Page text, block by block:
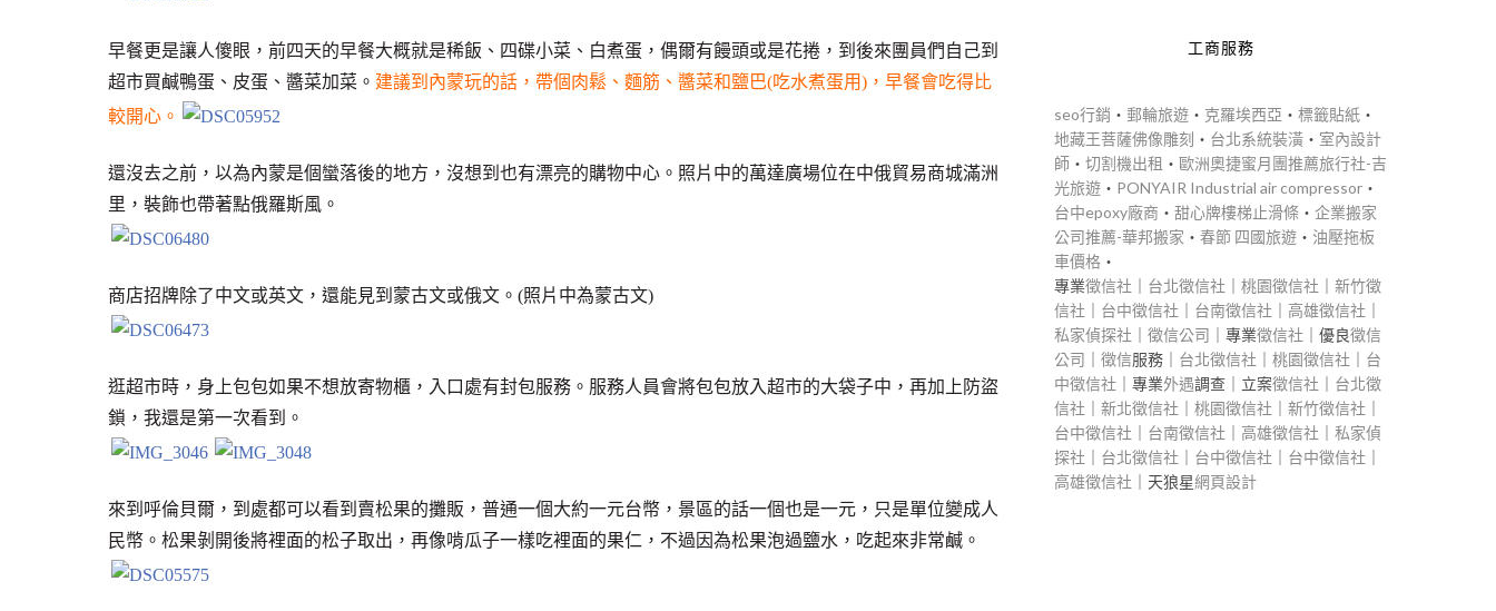
早餐更是讓人傻眼，前四天的早餐大概就是稀飯、四碟小菜、白煮蛋，偶爾有饅頭或是花捲，到後來團員們自己到
超市買鹹鴨蛋、皮蛋、醬菜加菜。 建議到內蒙玩的話，帶個肉鬆、麵筋、醬菜和鹽巴(吃水煮蛋用)，早餐會吃得比
較開心。
還沒去之前，以為內蒙是個蠻落後的地方，沒想到也有漂亮的購物中心。照片中的萬達廣場位在中俄貿易商城滿洲
里，裝飾也帶著點俄羅斯風。
商店招牌除了中文或英文，還能見到蒙古文或俄文。(照片中為蒙古文)
逛超市時，身上包包如果不想放寄物櫃，入口處有封包服務。服務人員會將包包放入超市的大袋子中，再加上防盜
鎖，我還是第一次看到。
來到呼倫貝爾，到處都可以看到賣松果的攤販，普通一個大約一元台幣，景區的話一個也是一元，只是單位變成人
民幣。松果剝開後將裡面的松子取出，再像啃瓜子一樣吃裡面的果仁，不過因為松果泡過鹽水，吃起來非常鹹。
工商服務
seo行銷 ‧ 郵輪旅遊 ‧ 克羅埃西亞 ‧ 標籤貼紙 ‧
地藏王菩薩佛像雕刻 ‧ 台北系統裝潢 ‧ 室內設計
師 ‧ 切割機出租 ‧ 歐洲奧捷蜜月團推薦旅行社-吉
光旅遊 ‧ PONYAIR Industrial air compressor ‧
台中epoxy廠商 ‧ 甜心牌樓梯止滑條 ‧ 企業搬家
公司推薦-華邦搬家 ‧ 春節 四國旅遊 ‧ 油壓拖板
車價格 ‧
專業徵信社 台北徵信社 桃園徵信社
新竹徵
信社
台中徵信社 台南徵信社 高雄徵信社
私家偵探社
徵信公司 ｜專業徵信社 ｜優良徵信
公司
徵信服務｜ 台北徵信社 桃園徵信社
台
中徵信社 ｜專業外遇調查｜立案徵信社
台北徵
信社
新北徵信社 桃園徵信社 新竹徵信社
台中徵信社
台南徵信社 高雄徵信社
私家偵
探社
台北徵信社 台中徵信社 台中徵信社
高雄徵信社 ｜天狼星網頁設計